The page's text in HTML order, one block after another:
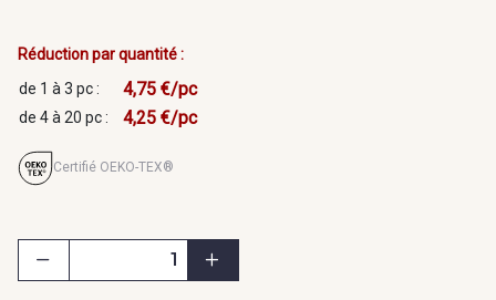
Réduction par quantité :
de 1 à 3 pc :
4,75 €/pc
de 4 à 20 pc : 4,25 €/pc
Certifié OEKO-TEX®